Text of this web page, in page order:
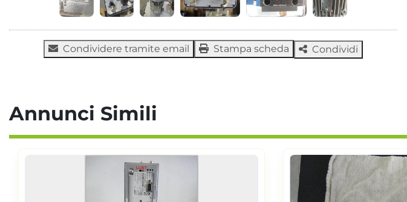
Condividere tramite email Stampa scheda Condividi
Annunci Simili